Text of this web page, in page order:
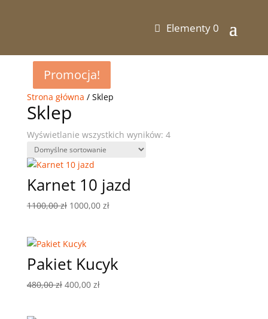
Elementy 0
Strona główna / Sklep
Sklep
Wyświetlanie wszystkich wyników: 4
Promocja!
Karnet 10 jazd
1100,00zł Pierwotna
1100,00 zł.
1000,00 złAktualna
Promocja!
Pakiet Kucyk
480,00zł Pierwotna
400,00 złAktualna